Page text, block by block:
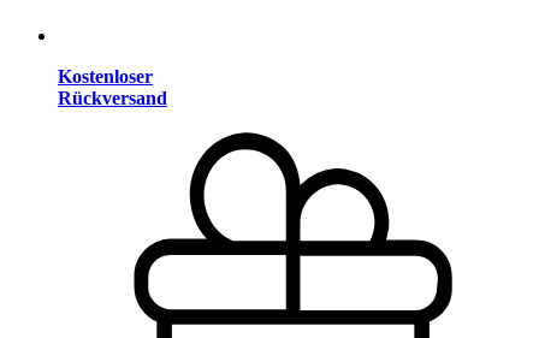
Kostenloser
Rückversand